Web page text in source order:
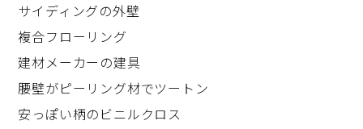
サイディングの外壁
複合フローリング
建材メーカーの建具
腰壁がピーリング材でツートン
安っぽい柄のビニルクロス